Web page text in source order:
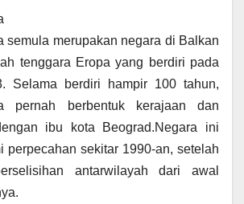
semula merupakan negara di Balkan
tenggara Eropa yang berdiri pada
Selama berdiri hampir 100 tahun,
pernah berbentuk kerajaan dan
ibu kota Beograd.Negara ini
perpecahan sekitar 1990-an, setelah
antarwilayah dari awal